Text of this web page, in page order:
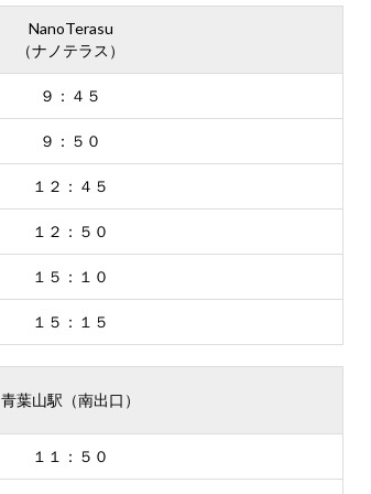
NanoTerasu
（ナノテラス）
９：４５
９：５０
１２：４５
１２：５０
１５：１０
１５：１５
青葉山駅（南出口）
１１：５０